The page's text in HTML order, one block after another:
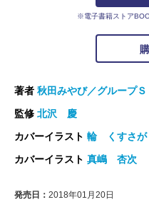
※電子書籍ストア
著者 秋田みやび／グループＳ
監修 北沢 慶
カバーイラスト 輪 くすさが
カバーイラスト 真嶋 杏次
発売日： 2018年01月20日